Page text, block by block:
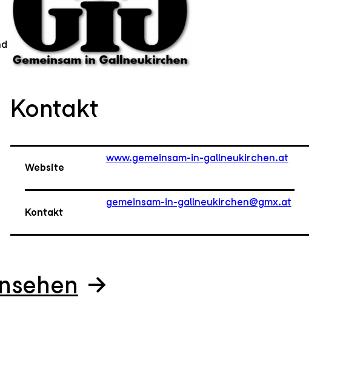
Kontakt
Website
www.gemeinsam-in-gallneukirchen.at
Kontakt
gemeinsam-in-gallneukirchen@gmx.at